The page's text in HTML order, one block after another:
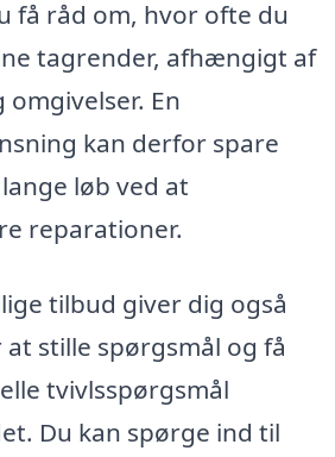
få råd om, hvor ofte du
tagrender, afhængigt af
En
kan derfor spare
løb ved at
reparationer.
tilbud giver dig også
stille spørgsmål og få
tvivlsspørgsmål
Du kan spørge ind til